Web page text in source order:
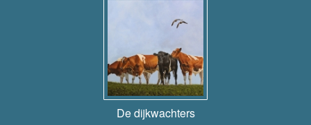
De dijkwachters